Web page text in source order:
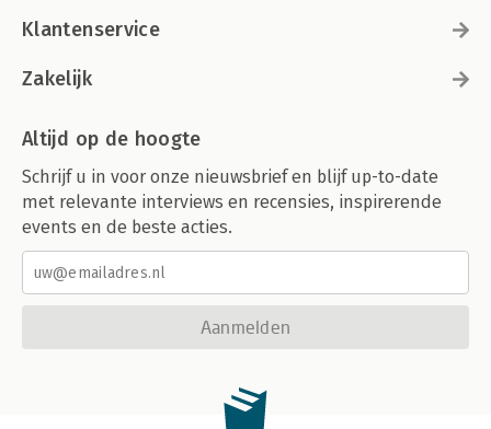
Klantenservice
Zakelijk
Altijd op de hoogte
Schrijf u in voor onze nieuwsbrief en blijf up-to-date
met relevante interviews en recensies, inspirerende
events en de beste acties.
Aanmelden